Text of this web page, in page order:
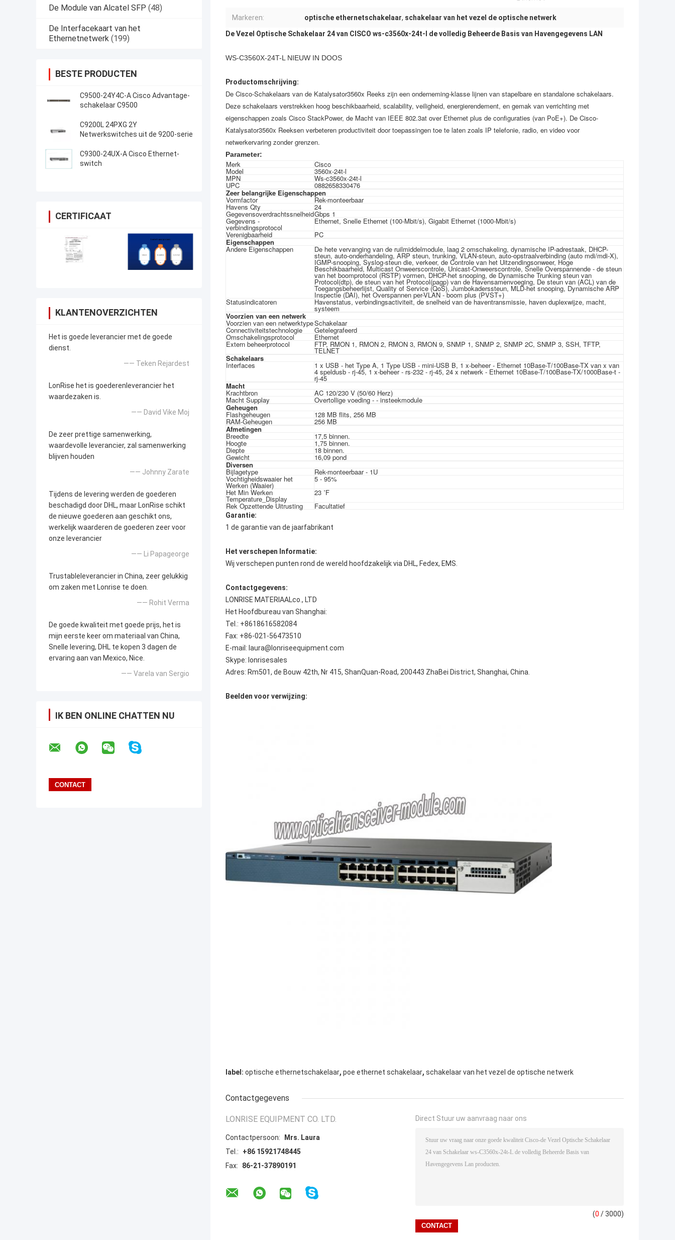
De Module van Alcatel SFP (48)
De Interfacekaart van het
Ethernetnetwerk (199)
BESTE PRODUCTEN
C9500-24Y4C-A Cisco Advantage-
schakelaar C9500
C9200L 24PXG 2Y
Netwerkswitches uit de 9200-serie
C9300-24UX-A Cisco Ethernet-
switch
CERTIFICAAT
KLANTENOVERZICHTEN
Het is goede leverancier met de goede
dienst.
—— Teken Rejardest
LonRise het is goederenleverancier het
waardezaken is.
—— David Vike Moj
De zeer prettige samenwerking,
waardevolle leverancier, zal samenwerking
blijven houden
—— Johnny Zarate
Tijdens de levering werden de goederen
beschadigd door DHL, maar LonRise schikt
de nieuwe goederen aan geschikt ons,
werkelijk waarderen de goederen zeer voor
onze leverancier
—— Li Papageorge
Trustableleverancier in China, zeer gelukkig
om zaken met Lonrise te doen.
—— Rohit Verma
De goede kwaliteit met goede prijs, het is
mijn eerste keer om materiaal van China,
Snelle levering, DHL te kopen 3 dagen de
ervaring aan van Mexico, Nice.
—— Varela van Sergio
IK BEN ONLINE CHATTEN NU
Markeren: optische ethernetschakelaar, schakelaar van het vezel de optische netwerk
De Vezel Optische Schakelaar 24 van CISCO ws-c3560x-24t-l de volledig Beheerde Basis van Havengegevens LAN
WS-C3560X-24T-L NIEUW IN DOOS
Productomschrijving:
De Cisco-Schakelaars van de Katalysator3560x Reeks zijn een onderneming-klasse lijnen van stapelbare en standalone schakelaars.
Deze schakelaars verstrekken hoog beschikbaarheid, scalability, veiligheid, energierendement, en gemak van verrichting met
eigenschappen zoals Cisco StackPower, de Macht van IEEE 802.3at over Ethernet plus de configuraties (van PoE+). De Cisco-
Katalysator3560x Reeksen verbeteren productiviteit door toepassingen toe te laten zoals IP telefonie, radio, en video voor
netwerkervaring zonder grenzen.
Parameter:
Merk Cisco
Model 3560x-24t-l
MPN Ws-c3560x-24t-l
UPC 0882658330476
Zeer belangrijke Eigenschappen
Vormfactor Rek-monteerbaar
Havens Qty 24
GegevensoverdrachtssnelheidGbps 1
Gegevens -
verbindingsprotocol
Ethernet, Snelle Ethernet (100-Mbit/s), Gigabit Ethernet (1000-Mbit/s)
Verenigbaarheid
PC
Eigenschappen
Andere Eigenschappen De hete vervanging van de ruilmiddelmodule, laag 2 omschakeling, dynamische IP-adrestaak, DHCP-
steun, auto-onderhandeling, ARP steun, trunking, VLAN-steun, auto-opstraalverbinding (auto mdi/mdi-X),
IGMP-snooping, Syslog-steun die, verkeer, de Controle van het Uitzendingsonweer, Hoge
Beschikbaarheid, Multicast Onweerscontrole, Unicast-Onweerscontrole, Snelle Overspannende - de steun
van het boomprotocol (RSTP) vormen, DHCP-het snooping, de Dynamische Trunking steun van
Protocol(dtp), de steun van het Protocol(pagp) van de Havensamenvoeging, De steun van (ACL) van de
Toegangsbeheerlijst, Quality of Service (QoS), Jumbokaderssteun, MLD-het snooping, Dynamische ARP
Inspectie (DAI), het Overspannen per-VLAN - boom plus (PVST+)
Statusindicatoren Havenstatus, verbindingsactiviteit, de snelheid van de haventransmissie, haven duplexwijze, macht,
systeem
Voorzien van een netwerk
Voorzien van een netwerktypeSchakelaar
Connectiviteitstechnologie Getelegrafeerd
Omschakelingsprotocol Ethernet
Extern beheerprotocol FTP, RMON 1, RMON 2, RMON 3, RMON 9, SNMP 1, SNMP 2, SNMP 2C, SNMP 3, SSH, TFTP,
TELNET
Schakelaars
Interfaces 1 x USB - het Type A, 1 Type USB - mini-USB B, 1 x-beheer - Ethernet 10Base-T/100Base-TX van x van
4 speldusb - rj-45, 1 x-beheer - rs-232 - rj-45, 24 x netwerk - Ethernet 10Base-T/100Base-TX/1000Base-t -
rj-45
Macht
Krachtbron AC 120/230 V (50/60 Herz)
Macht Supplay Overtollige voeding - - insteekmodule
Geheugen
Flashgeheugen 128 MB flits, 256 MB
RAM-Geheugen 256 MB
Afmetingen
Breedte 17,5 binnen.
Hoogte 1,75 binnen.
Diepte 18 binnen.
Gewicht 16,09 pond
Diversen
Bijlagetype Rek-monteerbaar - 1U
Vochtigheidswaaier het
Werken (Waaier)
5 - 95%
Het Min Werken
Temperature_Display
23 ˚F
Rek Opzettende Uitrusting
Facultatief
Garantie:
1 de garantie van de jaarfabrikant
Het verschepen Informatie:
Wij verschepen punten rond de wereld hoofdzakelijk via DHL, Fedex, EMS.
Contactgegevens:
LONRISE MATERIAALco., LTD
Het Hoofdbureau van Shanghai:
Tel.: +8618616582084
Fax: +86-021-56473510
E-mail: laura@lonriseequipment.com
Skype: lonrisesales
Adres: Rm501, de Bouw 42th, Nr 415, ShanQuan-Road, 200443 ZhaBei District, Shanghai, China.
Beelden voor verwijzing:
label: optische ethernetschakelaar, poe ethernet schakelaar, schakelaar van het vezel de optische netwerk
Contactgegevens
LONRISE EQUIPMENT CO. LTD.
Contactpersoon:
Mrs. Laura
Tel.:
+86 15921748445
Fax:
86-21-37890191
Direct Stuur uw aanvraag naar ons
(0 / 3000)